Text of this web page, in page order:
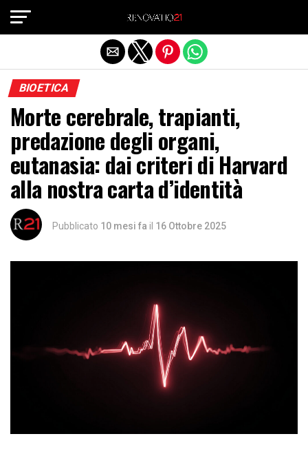
BIOETICA
Morte cerebrale, trapianti,
predazione degli organi,
eutanasia: dai criteri di Harvard
alla nostra carta d’identità
Pubblicato 10 mesi fa il 16 Ottobre 2025
Exit mobile version